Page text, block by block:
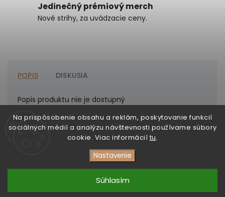
Na prispôsobenie obsahu a reklám, poskytovanie funkcií
sociálnych médií a analýzu návštevnosti používame súbory
cookie. Viac informácií tu.
Nastavenie
Súhlasím
Jedinečný prémiový merch
Nové strihy, za uvádzacie ceny.
POPIS DISKUSIA
Popis produktu nie je dostupný
DezertMusic. Všetky práva vyhradené.
Upraviť nastavenie cookies